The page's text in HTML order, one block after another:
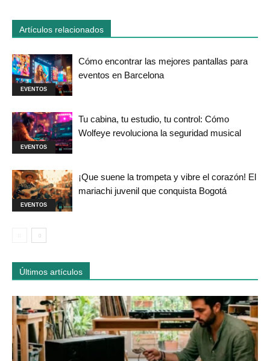
Artículos relacionados
EVENTOS
Cómo encontrar las mejores pantallas para
eventos en Barcelona
EVENTOS
Tu cabina, tu estudio, tu control: Cómo
Wolfeye revoluciona la seguridad musical
EVENTOS
¡Que suene la trompeta y vibre el corazón! El
mariachi juvenil que conquista Bogotá
Últimos artículos